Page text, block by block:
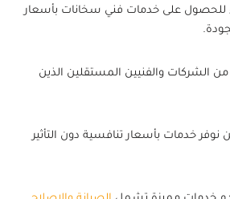
للحصول على خدمات فني سخانات بأسعار
من الشركات والفنيين المستقلين الذين
نوفر خدمات بأسعار تنافسية دون التأثير